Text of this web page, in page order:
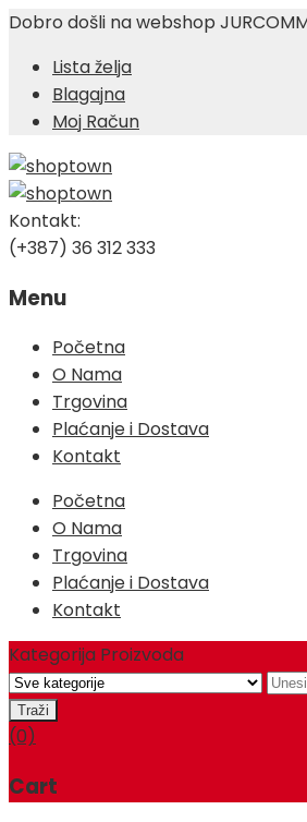
Dobro došli na webshop
Lista želja
Blagajna
Moj Račun
Kontakt:
(+387) 36 312 333
Menu
Skip
content
Početna
O Nama
Trgovina
Plaćanje i Dostava
Kontakt
Početna
O Nama
Trgovina
Plaćanje i Dostava
Kontakt
Kategorija Proizvoda
(0)
Cart